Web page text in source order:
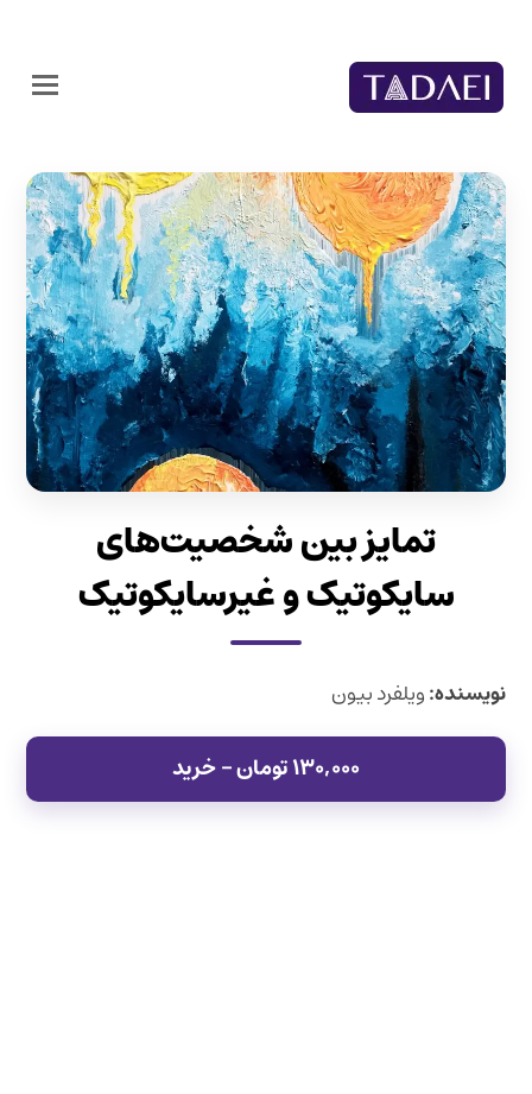
تمایز بین شخصیت‌های
سایکوتیک و غیرسایکوتیک
نویسنده:ویلفرد بیون
۱۳۰,۰۰۰ تومان – خرید